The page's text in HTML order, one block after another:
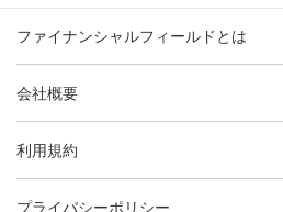
ファイナンシャルフィールドとは
会社概要
利用規約
プライバシーポリシー